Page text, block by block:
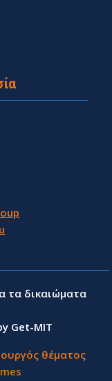
τα δικαιώματα
Get-MIT
θέματος